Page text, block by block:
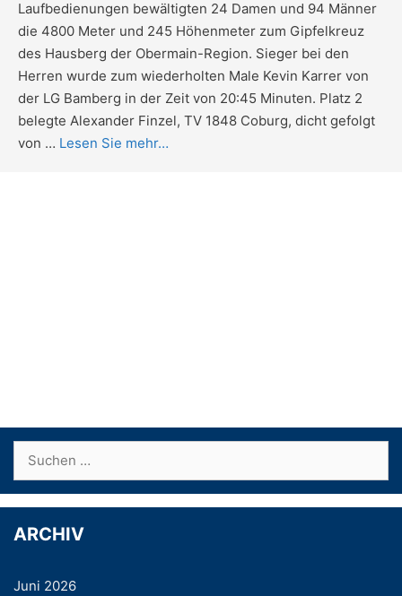
Laufbedienungen bewältigten 24 Damen und 94 Männer
die 4800 Meter und 245 Höhenmeter zum Gipfelkreuz
des Hausberg der Obermain-Region. Sieger bei den
Herren wurde zum wiederholten Male Kevin Karrer von
der LG Bamberg in der Zeit von 20:45 Minuten. Platz 2
belegte Alexander Finzel, TV 1848 Coburg, dicht gefolgt
von … Lesen Sie mehr…
ARCHIV
Juni 2026